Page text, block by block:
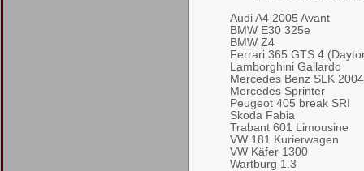
Audi A4 2005 Avant
BMW E30 325e
BMW Z4
Ferrari 365 GTS 4
Lamborghini Gallardo
Mercedes Benz SLK
Mercedes Sprinter
Peugeot 405 break SRI
Skoda Fabia
Trabant 601 Limousine
VW 181 Kurierwagen
VW Käfer 1300
Wartburg 1.3